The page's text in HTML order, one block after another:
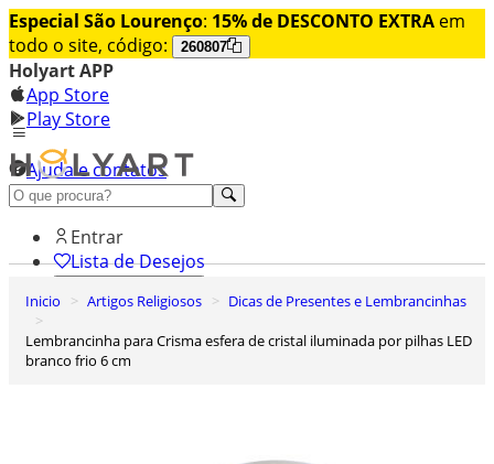
Especial São Lourenço: 15% de DESCONTO EXTRA em
todo o site, código:
260807
Holyart APP
App Store
Play Store
Ajuda e contatos
Conheça premium
Entrar
Lista de Desejos
0
Inicio Artigos Religiosos
Dicas de Presentes e Lembrancinhas
Lembrancinha para Crisma esfera de cristal iluminada por pilhas LED
branco frio 6 cm